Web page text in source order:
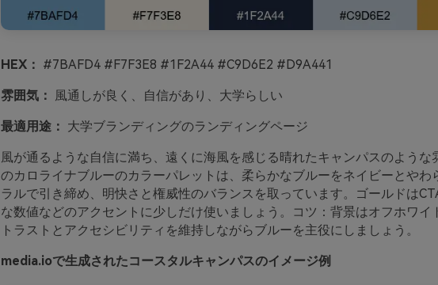
HEX： #7BAFD4 #F7F3E8 #1F2A44 #C9D6E2 #D9A441
雰囲気： 風通しが良く、自信があり、大学らしい
最適用途： 大学ブランディングのランディングページ
風が通るような自信に満ち、遠くに海風を感じる晴れたキャンパスのような
のカロライナブルーのカラーパレットは、柔らかなブルーをネイビーとやわ
ラルで引き締め、明快さと権威性のバランスを取っています。ゴールドは
な数値などのアクセントに少しだけ使いましょう。コツ：背景はオフホワイ
トラストとアクセシビリティを維持しながらブルーを主役にしましょう。
media.ioで生成されたコースタルキャンパスのイメージ例